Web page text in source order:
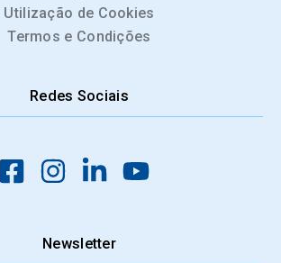
Utilização de Cookies
Termos e Condições
Redes Sociais
Newsletter